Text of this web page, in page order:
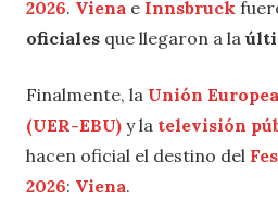
2026. Viena e Innsbruck
oficiales que llegaron a la
Finalmente, la Unión
(UER-EBU) y la televisión
hacen oficial el destino del
2026: Viena.